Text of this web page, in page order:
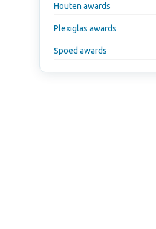
Houten awards
Plexiglas awards
Spoed awards